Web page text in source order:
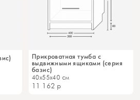
Прикроватная тумба с
выдвижными ящиками (серия
базис)
40x55x40 см
11 162 р